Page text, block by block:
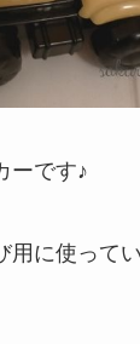
ーです♪
に使ってい